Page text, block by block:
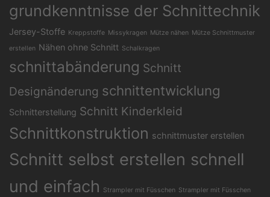
grundkenntnisse der Schnittechnik
Jersey-Stoffe Kreppstoffe Missykragen Mütze nähen Mütze Schnittmuster
erstellen Nähen ohne Schnitt Schalkragen
schnittabänderung Schnitt
Designänderung schnittentwicklung
Schnitterstellung Schnitt Kinderkleid
Schnittkonstruktion schnittmuster erstellen
Schnitt selbst erstellen schnell
und einfach
Strampler mit Füsschen Strampler mit Füsschen